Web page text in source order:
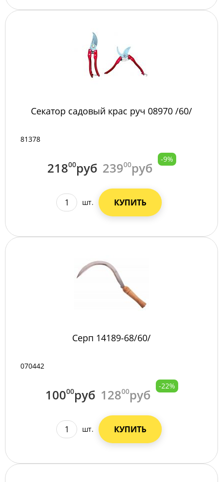
Секатор садовый крас руч 08970 /60/
81378
21800руб 23900руб
-9%
шт. КУПИТЬ
Серп 14189-68/60/
070442
10000руб 12800руб
-22%
шт. КУПИТЬ